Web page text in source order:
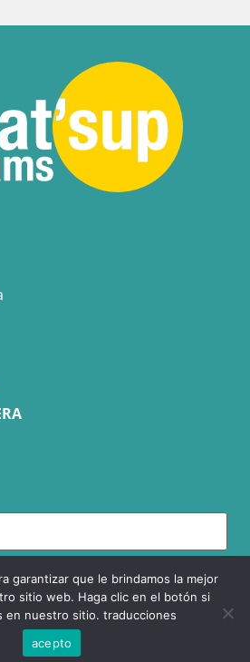
2016 - 2026. All right reserved.
garantizar que le brindamos la mejor
sitio web. Haga clic en el botón si
en nuestro sitio. traducciones
acepto